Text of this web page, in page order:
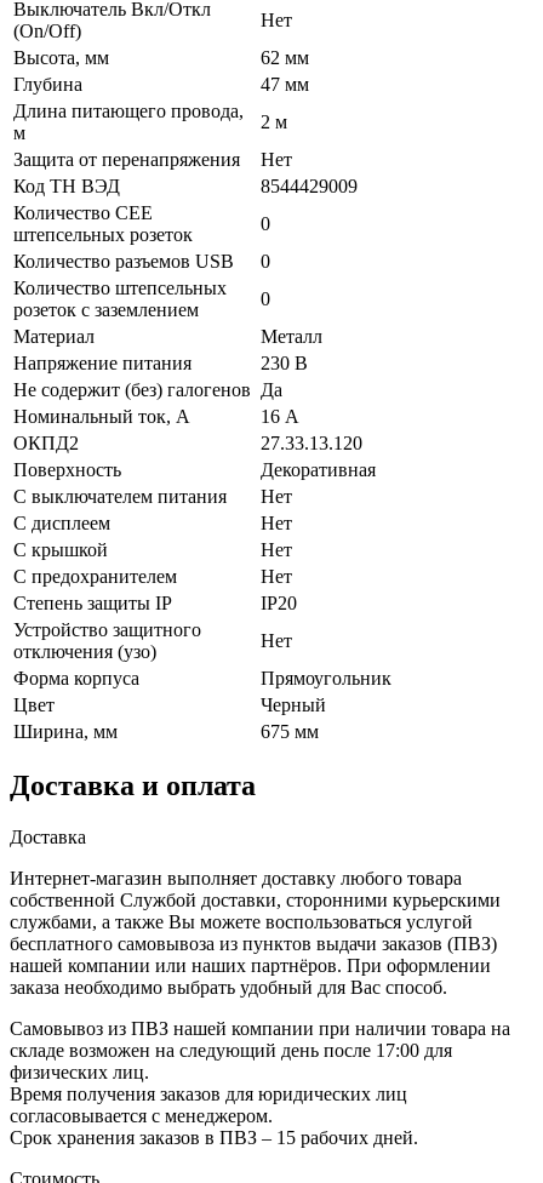
Выключатель Вкл/Откл
(On/Off)
Нет
Высота, мм
62 мм
Глубина
47 мм
Длина питающего провода,
м
2 м
Защита от перенапряжения
Нет
Код ТН ВЭД
8544429009
Количество CEE
штепсельных розеток
0
Количество разъемов USB
0
Количество штепсельных
розеток с заземлением
0
Материал
Металл
Напряжение питания
230 В
Не содержит (без) галогенов Да
Номинальный ток, А
16 А
ОКПД2
27.33.13.120
Поверхность
Декоративная
С выключателем питания
Нет
С дисплеем
Нет
С крышкой
Нет
С предохранителем
Нет
Степень защиты IP
IP20
Устройство защитного
отключения (узо)
Нет
Форма корпуса
Прямоугольник
Цвет
Черный
Ширина, мм
675 мм
Доставка и оплата
Доставка
Интернет-магазин выполняет доставку любого товара
собственной Службой доставки, сторонними курьерскими
службами, а также Вы можете воспользоваться услугой
бесплатного самовывоза из пунктов выдачи заказов (ПВЗ)
нашей компании или наших партнёров. При оформлении
заказа необходимо выбрать удобный для Вас способ.
Самовывоз из ПВЗ нашей компании при наличии товара на
складе возможен на следующий день после 17:00 для
физических лиц.
Время получения заказов для юридических лиц
согласовывается с менеджером.
Срок хранения заказов в ПВЗ – 15 рабочих дней.